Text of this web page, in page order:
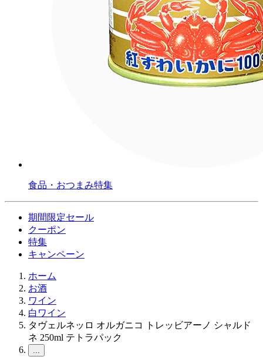
食品・おつまみ特集
期間限定セール
クーポン
特集
キャンペーン
ホーム
お酒
ワイン
白ワイン
タヴェルネッロ オルガニコ トレッビアーノ シャルド
ネ 250ml テトラパック
...